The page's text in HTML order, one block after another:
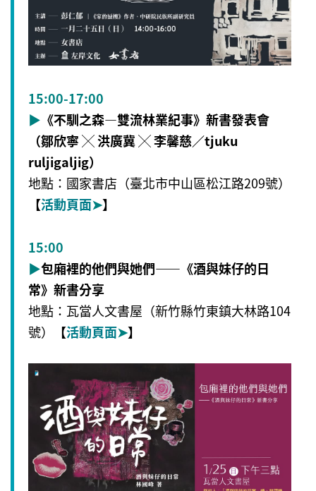
15:00-17:00
▶ 《不馴之森—雙流林業紀事》新書發表會
（鄒欣寧 ╳ 洪廣冀 ╳ 李馨慈／tjuku
ruljigaljig）
地點：國家書店（臺北市中山區松江路209號）
【活動頁面➤】
15:00
▶包廂裡的他們與她們——《酒與妹仔的日
常》新書分享
地點：瓦當人文書屋（新竹縣竹東鎮大林路104
號）
【活動頁面➤】